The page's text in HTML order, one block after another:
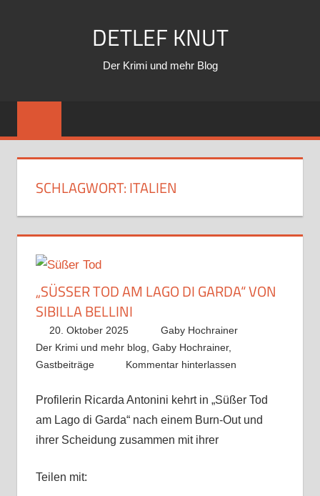
DETLEF KNUT
Der Krimi und mehr Blog
SCHLAGWORT:ITALIEN
„SÜSSER TOD AM LAGO DI GARDA“ VON S
IBILLA BELLINI
20. Oktober 2025
Gaby Hochrainer
Der Krimi und mehr blog Gaby Hochrainer,
Gastbeiträge
Kommentar hinterlassen
Profilerin Ricarda Antonini kehrt in „Süßer Tod
am Lago di Garda“ nach einem Burn-Out und
ihrer Scheidung zusammen mit ihrer
Teilen mit: